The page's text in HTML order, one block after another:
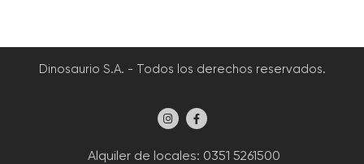
Dinosaurio S.A. - Todos los derechos reservados.
Alquiler de locales: 0351 5261500